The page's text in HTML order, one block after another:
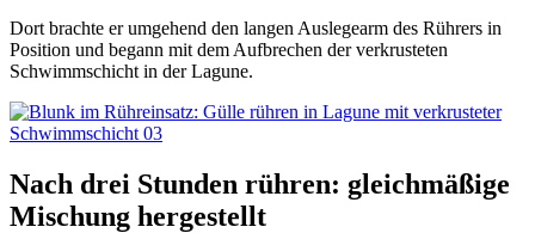
Dort brachte er umgehend den langen Auslegearm des Rührers in
Position und begann mit dem Aufbrechen der verkrusteten
Schwimmschicht in der Lagune.
Nach drei Stunden rühren: gleichmäßige
Mischung hergestellt